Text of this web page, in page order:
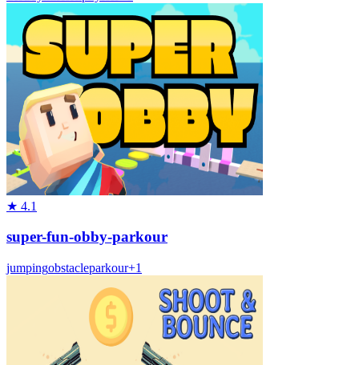
★ 4.1
super-fun-obby-parkour
jumpingobstacleparkour+1